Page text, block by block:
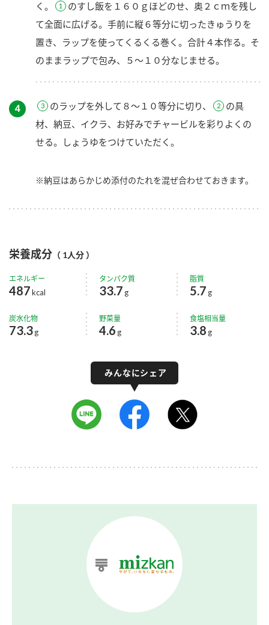
く。
のすし飯を１６０ｇほどのせ、奥２ｃｍを残し
て全面に広げる。手前に縦６等分に切ったきゅうりを
置き、ラップを使ってくるくる巻く。合計４本作る。そ
のままラップで包み、５～１０分なじませる。
４ のラップを外して８～１０等分に切り、
の具
材、納豆、イクラ、お好みでチャービルを彩りよくの
せる。しょうゆをつけていただく。
※納豆はあらかじめ添付のたれを混ぜ合わせておきます。
栄養成分 （ 1人分 ）
エネルギー
487kcal
タンパク質
33.7 g
脂質
5.7 g
炭水化物
73.3g
野菜量
4.6 g
食塩相当量
3.8 g